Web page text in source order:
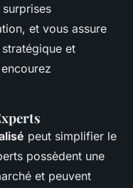
et vous assure
et
peut simplifier le
possèdent une
et peuvent